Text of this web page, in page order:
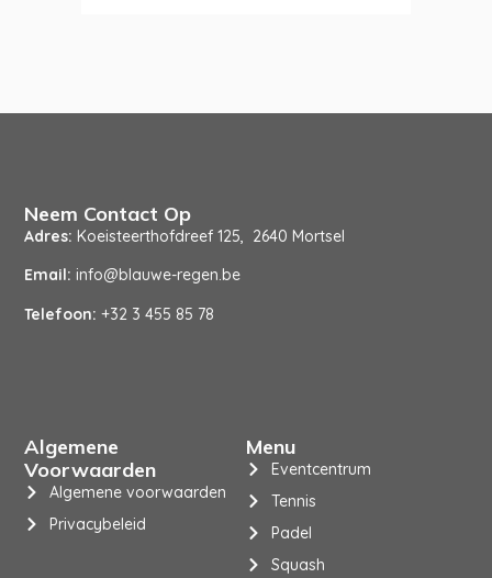
Menu
Eventcentrum
Tennis
Padel
Squash
Algemene
Voorwaarden
Algemene voorwaarden
Privacybeleid
Neem Contact Op
Adres: Koeisteerthofdreef 125, 2640 Mortsel
Email:info@blauwe-regen.be
Telefoon:+32 3 455 85 78